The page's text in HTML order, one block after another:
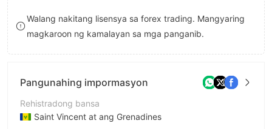
8
9
9
Walang nakitang lisensya sa forex trading. Mangyaring
magkaroon ng kamalayan sa mga panganib.
Pangunahing impormasyon
Rehistradong bansa
Saint Vincent at ang Grenadines